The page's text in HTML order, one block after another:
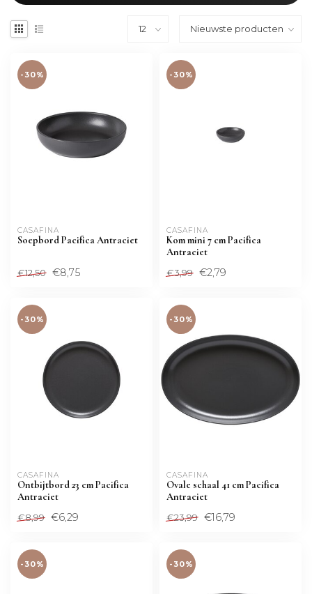
-30%
CASAFINA
Soepbord Pacifica Antraciet
€12,50 €8,75
-30%
CASAFINA
Kom mini 7 cm Pacifica
Antraciet
€3,99 €2,79
-30%
CASAFINA
Ontbijtbord 23 cm Pacifica
Antraciet
€8,99 €6,29
-30%
CASAFINA
Ovale schaal 41 cm Pacifica
Antraciet
€23,99 €16,79
-30% -30%